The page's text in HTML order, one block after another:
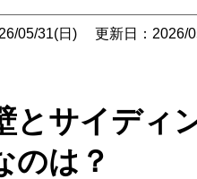
05/31(日) 更新日：2026/
とサイディ
のは？